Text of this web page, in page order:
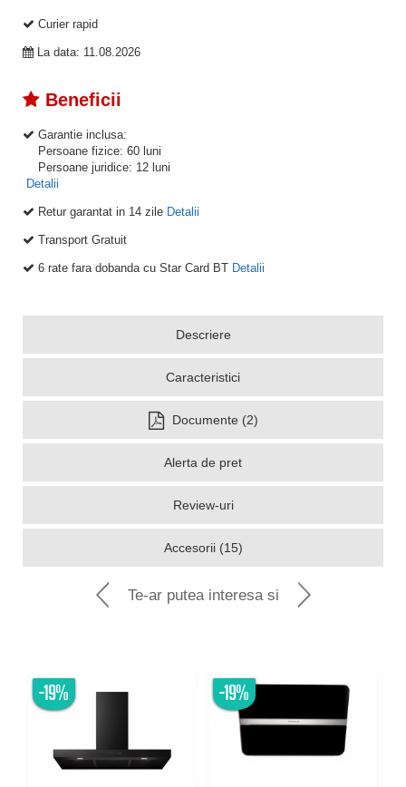
Curier rapid
La data: 11.08.2026
Beneficii
Garantie inclusa:
Persoane fizice: 60 luni
Persoane juridice: 12 luni
Detalii
Retur garantat in 14 zile Detalii
Transport Gratuit
6 rate fara dobanda cu Star Card BT Detalii
Descriere
Caracteristici
Documente (2)
Alerta de pret
Review-uri
Accesorii (15)
Te-ar putea interesa si
-19% -19%